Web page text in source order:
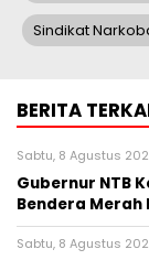
Sindikat
BERITA
Sabtu, 8 Agustus
Gubernur NTB
Bendera Merah
Sabtu, 8 Agustus